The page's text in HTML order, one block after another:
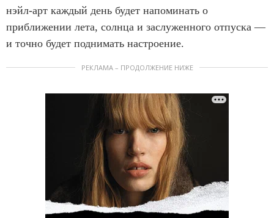
нэйл-арт каждый день будет напоминать о
приближении лета, солнца и заслуженного отпуска —
и точно будет поднимать настроение.
РЕКЛАМА – ПРОДОЛЖЕНИЕ НИЖЕ